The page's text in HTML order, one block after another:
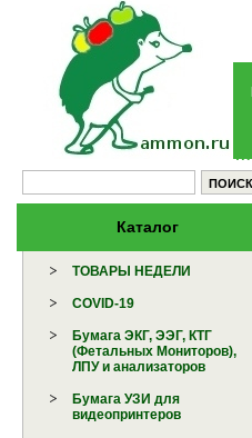
Каталог
ТОВАРЫ НЕДЕЛИ
COVID-19
Бумага ЭКГ, ЭЭГ, КТГ
(Фетальных Мониторов),
ЛПУ и анализаторов
Бумага УЗИ для
видеопринтеров